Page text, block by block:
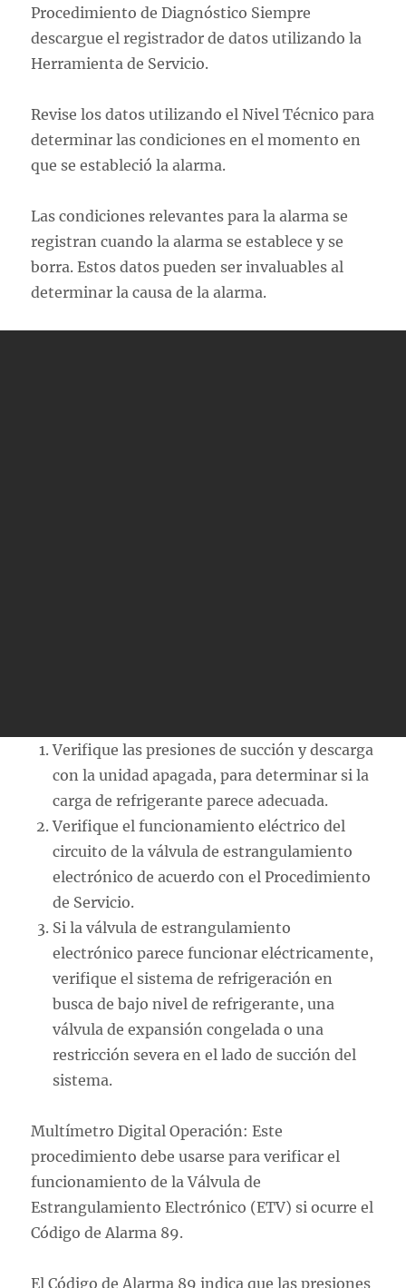
Procedimiento de Diagnóstico Siempre
descargue el registrador de datos utilizando la
Herramienta de Servicio.
Revise los datos utilizando el Nivel Técnico para
determinar las condiciones en el momento en
que se estableció la alarma.
Las condiciones relevantes para la alarma se
registran cuando la alarma se establece y se
borra. Estos datos pueden ser invaluables al
determinar la causa de la alarma.
Verifique las presiones de succión y descarga
con la unidad apagada, para determinar si la
carga de refrigerante parece adecuada.
Verifique el funcionamiento eléctrico del
circuito de la válvula de estrangulamiento
electrónico de acuerdo con el Procedimiento
de Servicio.
Si la válvula de estrangulamiento
electrónico parece funcionar eléctricamente,
verifique el sistema de refrigeración en
busca de bajo nivel de refrigerante, una
válvula de expansión congelada o una
restricción severa en el lado de succión del
sistema.
Multímetro Digital Operación: Este
procedimiento debe usarse para verificar el
funcionamiento de la Válvula de
Estrangulamiento Electrónico (ETV) si ocurre el
Código de Alarma 89.
El Código de Alarma 89 indica que las presiones